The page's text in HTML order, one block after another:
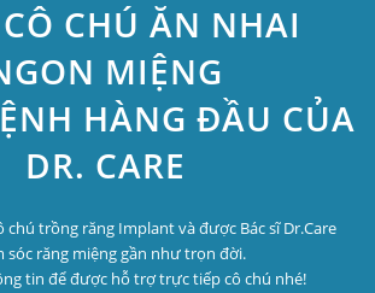
CHÚ ĂN NHAI
MIỆNG
HÀNG ĐẦU CỦA
DR. CARE
chú trồng răng Implant và được Bác sĩ Dr.Care
sóc răng miệng gần như trọn đời.
tin để được hỗ trợ trực tiếp cô chú nhé!